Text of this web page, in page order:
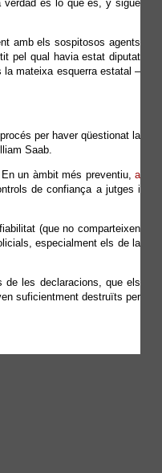
verdad es lo que es, y sigue
amb els sospitosos agents
pel qual havia estat diputat
mateixa esquerra estatal –
per haver qüestionat la
Saab.
un àmbit més preventiu,a
de confiança a jutges i
(que no comparteixen
especialment els de la
de les declaracions, que els
suficientment destruïts per